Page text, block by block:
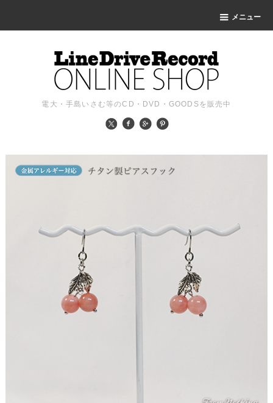
メニュー
電大・手島いさむ等のCD・DVD・GOODSを販売中